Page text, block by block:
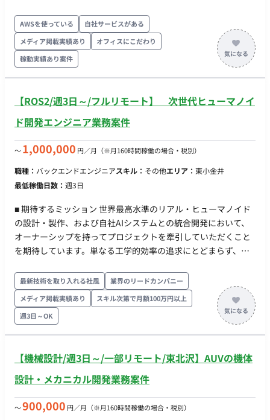
「作って終わりにしない」——設計・実装から現場での実用テ
スト・チューニングまでを自分ごとで完遂し、クライアント側
が自走できる状態に引き渡す。 ・インターンを手足に使い、技
術リードとして開発を前に進める。自分で書くだけでなく、タ
スクに割って渡し、レビューして品質を担保する。 ■業務内容
チェック、記載ルール違反や誤植の検査、商品説明文の生成を
行うエージェントを実装する。生成結果には根拠と信頼度を付
用語の定義を、AIが参照できるデータ構造（セマンティック定
アプリ開発：担当者が承認／差し戻しを行うWebアプリ
（Databricks Apps想定）を実装する。一覧での一括編集、監
Unity Catalog でのデータ取込・カタログ化・権限設計、成果物
マスタの永続保存とキー設計を行う。 ・タスク分解とインター
ンへの割り振り：機能を実装単位に分解してタスク化し、イン
ターン2〜3名に割り振る。コードレビューと技術的な相談対応
を担う。 ・技術的切り分け：基盤（Databricks）起因と自社実
装起因を切り分け、ベンダー相談の論点を整理する。 ※現在弊
社経由で10名の方に参画いただいている企業様です。 ■求める
人物像 ・業務のルールが言語化されていない状態から、ヒアリ
ングとデータで構造を立ち上げることを面白がれる。 ・「AIに
化するかを設計から考えられる。 ・自分で手を動かしつつ、イ
化した業務が仕組みに置き換わっていく過程に、手応えを感じ
られる。 ■働き方 ・参画日：即日 ・勤務日数 ：月112時間以上
・PC貸与(Mac) ・基本フルリモートだが、必要に応じて出社い
AWSを使っている
自社サービスがある
メディア掲載実績あり
オフィスにこだわり
稼動実績あり案件
【ROS2/週3日～/フルリモート】 次世代ヒューマノイ
ド開発エンジニア業務案件
〜1,000,000 円／月 （※月160時間稼働の場合・税別）
職種： バックエンドエンジニアスキル： その他エリア： 東小金井
最低稼働日数： 週3日
■ 期待するミッション 世界最高水準のリアル・ヒューマノイド
の設計・製作、および自社AIシステムとの統合開発において、
オーナーシップを持ってプロジェクトを牽引していただくこと
を期待しています。単なる工学的効率の追求にとどまらず、社
な振る舞いの実現に貢献していただきます。 【次世代ヒューマ
ノイドのハードウェア制御・駆動設計】 人間のような滑らかで
自然な動作を実現するための機構・駆動系を緻密にコントロー
ルするシステム・ロジックの設計、および表情を再現する顔面
駆動ユニットの制御（ファームウェア・組み込みシステム）の
信制御】 AI・アバター操作システムから送られるデータと、ア
ンドロイドの物理動作をリアルタイム変換・同期させる通信制
とハードウェアを繋ぐインターフェース・APIの開発を行いま
最新技術を取り入れる社風
業界のリードカンパニー
メディア掲載実績あり
スキル次第で月額100万円以上
週3日～OK
【機械設計/週3日～/一部リモート/東北沢】AUVの機体
設計・メカニカル開発業務案件
〜900,000 円／月 （※月160時間稼働の場合・税別）